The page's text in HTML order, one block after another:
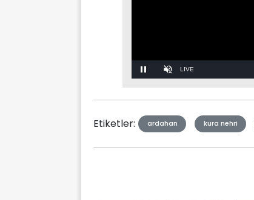
Unmute Stream
Etiketler: ardahan kura nehri